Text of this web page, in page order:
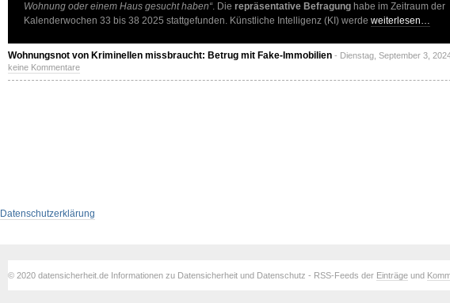
Wohnung oder einem Haus gesucht haben“. Die repräsentative Befragung habe im Zeitraum der
Kalenderwochen 33 bis 38 2025 stattgefunden. Künstliche Intelligenz (KI) werde weiterlesen…
Wohnungsnot von Kriminellen missbraucht: Betrug mit Fake-Immobilien - Dienstag, September 3,
keine Kommentare
Datenschutzerklärung
© 2020 datensicherheit.de Informationen zu Datensicherheit und Datenschutz - RSS-Feeds der Einträge und